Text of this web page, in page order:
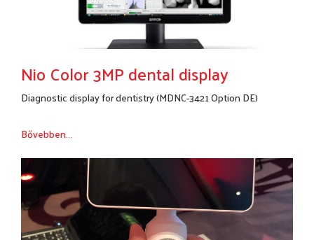
Nio Color 3MP dental display
Diagnostic display for dentistry (MDNC-3421 Option DE)
Bővebben...